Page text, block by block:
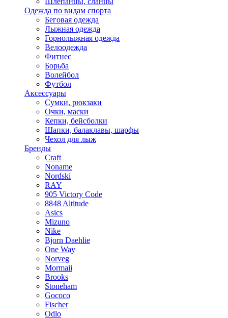
Одежда по видам спорта
Беговая одежда
Лыжная одежда
Горнолыжная одежда
Велоодежда
Фитнес
Борьба
Волейбол
Футбол
Аксессуары
Сумки, рюкзаки
Очки, маски
Кепки, бейсболки
Шапки, балаклавы, шарфы
Чехол для лыж
Бренды
Craft
Noname
Nordski
RAY
905 Victory Code
8848 Altitude
Asics
Mizuno
Nike
Bjorn Daehlie
One Way
Norveg
Mormaii
Brooks
Stoneham
Gococo
Fischer
Odlo